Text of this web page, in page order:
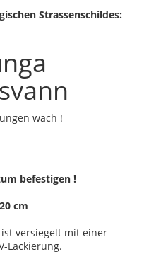
Strassenschildes:
wach !
befestigen !
cm
versiegelt mit einer
Lackierung.